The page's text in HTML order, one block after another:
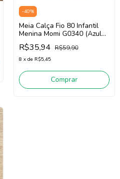
-40%
Meia Calça Fio 80 Infantil
Menina Momi G0340 (Azul
Marinho)
R$35,94 R$59,90
8 x de R$5,45
Comprar